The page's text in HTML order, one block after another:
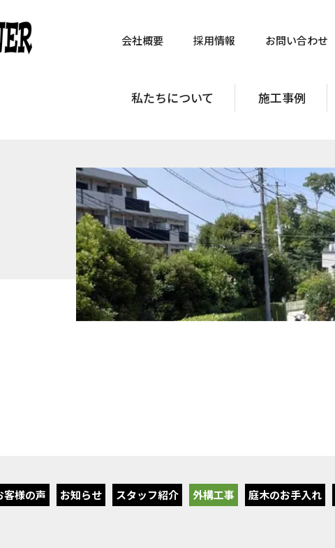
私たちについて 施工事例
会社概要 採用情報 お問い合わせ
客様の声 お知らせ スタッフ紹介 外構工事 庭木のお手入れ